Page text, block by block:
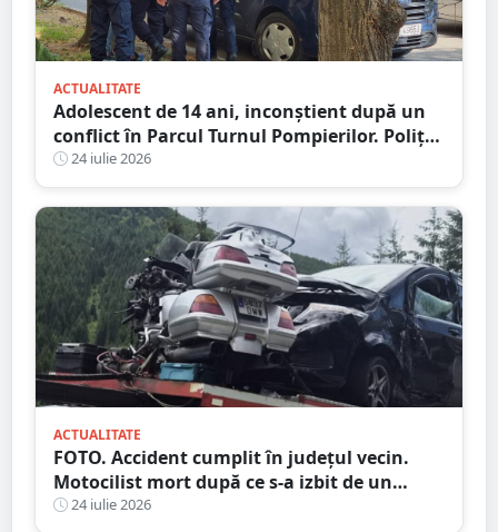
ACTUALITATE
Adolescent de 14 ani, inconștient după un
conflict în Parcul Turnul Pompierilor. Poliția
a deschis dosar penal
24 iulie 2026
ACTUALITATE
FOTO. Accident cumplit în județul vecin.
Motocilist mort după ce s-a izbit de un
copac și un microbuz
24 iulie 2026